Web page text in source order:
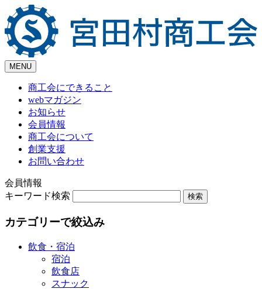
Skip
to
content
MENU
商工会にできること
webマガジン
お知らせ
会員情報
商工会について
創業支援
お問い合わせ
会員情報
キーワード検索
カテゴリーで絞込み
飲食・宿泊
宿泊
飲食店
スナック